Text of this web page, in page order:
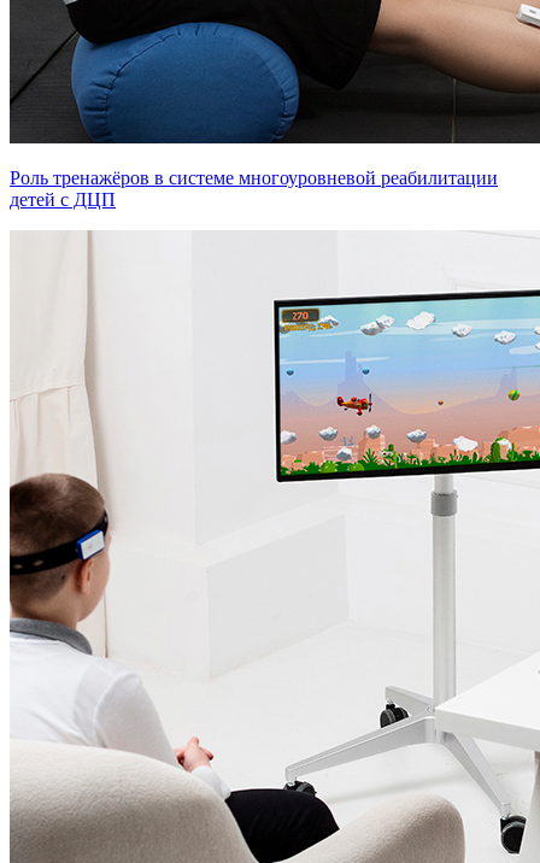
Роль тренажёров в системе многоуровневой реабилитации
детей с ДЦП